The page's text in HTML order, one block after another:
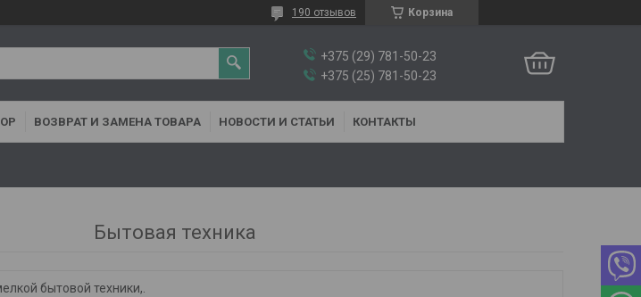
Корзина
190 отзывов
+375 (29) 781-50-23
+375 (25) 781-50-23
ВОЗВРАТ И ЗАМЕНА ТОВАРА НОВОСТИ И СТАТЬИ КОНТАКТЫ
Бытовая техника
бытовой техники,.